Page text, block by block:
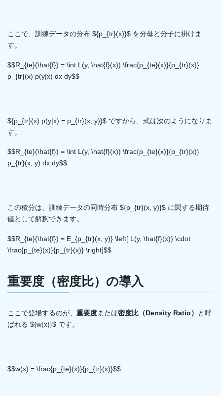
ここで、訓練データの分布 ${p_{tr}(x)}$ を分母と分子に掛けま
す。
$$R_{te}(\hat{f}) = \int L(y, \hat{f}(x)) \frac{p_{te}(x)}{p_{tr}(x)}
p_{tr}(x) p(y|x) dx dy$$
${p_{tr}(x) p(y|x) = p_{tr}(x, y)}$ ですから、式は次のようになりま
す。
$$R_{te}(\hat{f}) = \int L(y, \hat{f}(x)) \frac{p_{te}(x)}{p_{tr}(x)}
p_{tr}(x, y) dx dy$$
この積分は、訓練データの同時分布 ${p_{tr}(x, y)}$ に関する期待
値として解釈できます。
$$R_{te}(\hat{f}) = E_{p_{tr}(x, y)} \left[ L(y, \hat{f}(x)) \cdot
\frac{p_{te}(x)}{p_{tr}(x)} \right]$$
重要度（密度比）の導入
ここで登場するのが、 重要度または密度比（Density Ratio）
と呼
ばれる ${w(x)}$ です。
$$w(x) = \frac{p_{te}(x)}{p_{tr}(x)}$$